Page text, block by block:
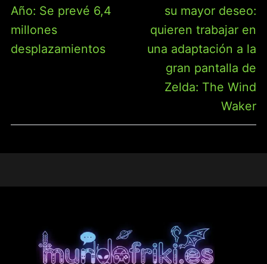
Año: Se prevé 6,4
millones
desplazamientos
su mayor deseo:
quieren trabajar en
una adaptación a la
gran pantalla de
Zelda: The Wind
Waker